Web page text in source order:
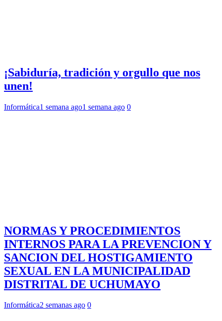
¡Sabiduría, tradición y orgullo que nos
unen!
Informática1 semana ago1 semana ago 0
NORMAS Y PROCEDIMIENTOS
INTERNOS PARA LA PREVENCION Y
SANCION DEL HOSTIGAMIENTO
SEXUAL EN LA MUNICIPALIDAD
DISTRITAL DE UCHUMAYO
Informática2 semanas ago 0